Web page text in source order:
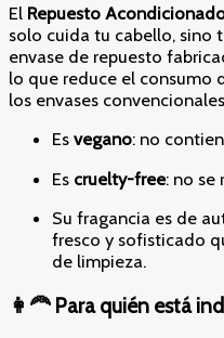
El Repuesto
solo cuida tu cabello, sino
envase de repuesto
lo que reduce el consumo
los envases
Es vegano: no
Es cruelty-free: no se
Su fragancia es de
fresco y sofisticado
de limpieza.
👩‍🦰 Para quién está